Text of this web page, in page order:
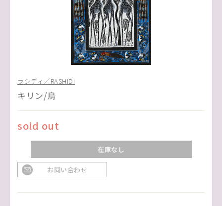
ラシディ／RASHIDI
キリン/鳥
sold out
在庫なし
お問い合わせ